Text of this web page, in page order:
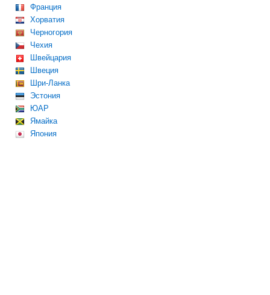
Франция
Хорватия
Черногория
Чехия
Швейцария
Швеция
Шри-Ланка
Эстония
ЮАР
Ямайка
Япония